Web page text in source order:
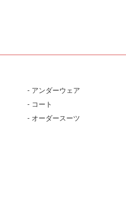
- アンダーウェア
- コート
- オーダースーツ